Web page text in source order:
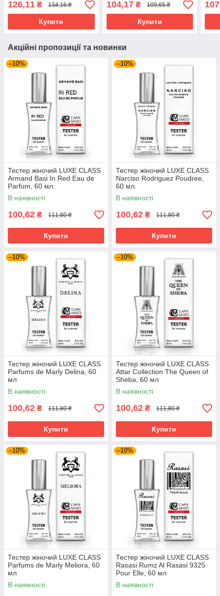
126,11 ₴ 134,16 ₴
Купити
104,17₴ 109,65 ₴
Купити
Акційні пропозиції та новинки
–10%
Тестер жіночий LUXE CLASS
Armand Basi In Red Eau de
Parfum, 60 мл.
В наявності
100,62 ₴ 111,80 ₴
Купити
–10%
Тестер жіночий LUXE CLASS
Narciso Rodriguez Poudree,
60 мл.
В наявності
100,62 ₴ 111,80 ₴
Купити
–10%
Тестер жіночий LUXE CLASS
Parfums de Marly Delina, 60
мл
В наявності
100,62 ₴ 111,80 ₴
Купити
–10%
Тестер жіночий LUXE CLASS
Attar Collection The Queen of
Sheba, 60 мл
В наявності
100,62 ₴ 111,80 ₴
Купити
–10%
Тестер жіночий LUXE CLASS
Parfums de Marly Meliora, 60
мл
В наявності
–10%
Тестер жіночий LUXE CLASS
Rasasi Rumz Al Rasasi 9325
Pour Elle, 60 мл
В наявності